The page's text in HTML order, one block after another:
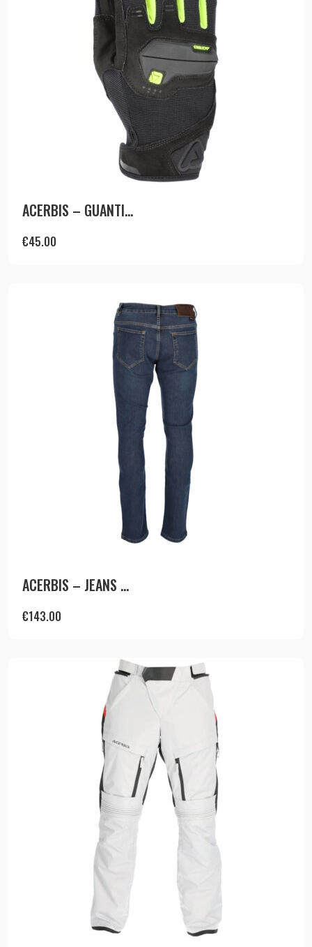
ACERBIS – GUANTI...
€45.00
ACERBIS – JEANS ...
€143.00